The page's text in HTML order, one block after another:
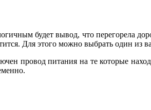
будет вывод, что перегорела
Для этого можно выбрать один из
провод питания на те которые